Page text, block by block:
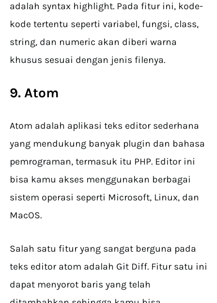
adalah syntax highlight. Pada fitur ini, kode-
kode tertentu seperti variabel, fungsi, class,
string, dan numeric akan diberi warna
khusus sesuai dengan jenis filenya.
9. Atom
Atom adalah aplikasi teks editor sederhana
yang mendukung banyak plugin dan bahasa
pemrograman, termasuk itu PHP. Editor ini
bisa kamu akses menggunakan berbagai
sistem operasi seperti Microsoft, Linux, dan
MacOS.
Salah satu fitur yang sangat berguna pada
teks editor atom adalah Git Diff. Fitur satu ini
dapat menyorot baris yang telah